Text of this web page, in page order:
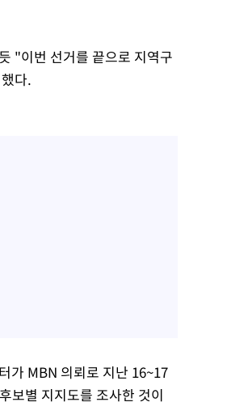
"이번 선거를 끝으로 지역구
다.
가 MBN 의뢰로 지난 16~17
보별 지지도를 조사한 것이